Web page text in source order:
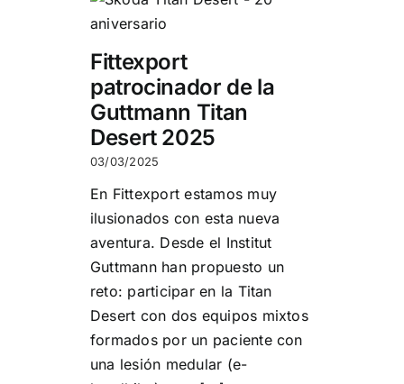
Fittexport
patrocinador de la
Guttmann Titan
Desert 2025
03/03/2025
En Fittexport estamos muy
ilusionados con esta nueva
aventura. Desde el Institut
Guttmann han propuesto un
reto: participar en la Titan
Desert con dos equipos mixtos
formados por un paciente con
una lesión medular (e-